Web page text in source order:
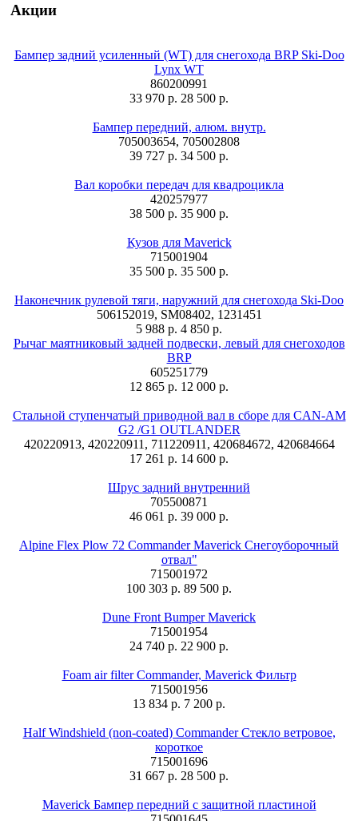
Акции
Бампер задний усиленный (WT) для снегохода BRP Ski-Doo
Lynx WT
860200991
33 970 р. 28 500 р.
Бампер передний, алюм. внутр.
705003654, 705002808
39 727 р. 34 500 р.
Вал коробки передач для квадроцикла
420257977
38 500 р. 35 900 р.
Кузов для Maverick
715001904
35 500 р. 35 500 р.
Наконечник рулевой тяги, наружний для снегохода Ski-Doo
506152019, SM08402, 1231451
5 988 р. 4 850 р.
Рычаг маятниковый задней подвески, левый для снегоходов
BRP
605251779
12 865 р. 12 000 р.
Стальной ступенчатый приводной вал в сборе для CAN-AM
G2 /G1 OUTLANDER
420220913, 420220911, 711220911, 420684672, 420684664
17 261 р. 14 600 р.
Шрус задний внутренний
705500871
46 061 р. 39 000 р.
Alpine Flex Plow 72 Commander Maverick Снегоуборочный
отвал"
715001972
100 303 р. 89 500 р.
Dune Front Bumper Maverick
715001954
24 740 р. 22 900 р.
Foam air filter Commander, Maverick Фильтр
715001956
13 834 р. 7 200 р.
Half Windshield (non-coated) Commander Стекло ветровое,
короткое
715001696
31 667 р. 28 500 р.
Maverick Бампер передний с защитной пластиной